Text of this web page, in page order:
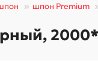
шпон Premium